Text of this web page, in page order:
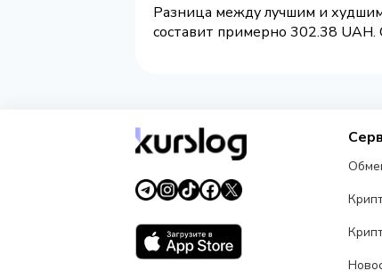
Разница между лучшим и
составит примерно 302.38